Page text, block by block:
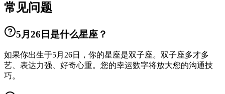
常见问题
5月26日是什么星座？
如果你出生于5月26日，你的星座是双子座。双子座多才多
艺、表达力强、好奇心重。您的幸运数字将放大您的沟通技
巧。